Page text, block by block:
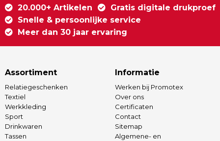
20.000+ Artikelen
Gratis digitale drukproef
Snelle & persoonlijke service
Meer dan 30 jaar ervaring
Assortiment
Relatiegeschenken
Textiel
Werkkleding
Sport
Drinkwaren
Tassen
Informatie
Werken bij Promotex
Over ons
Certificaten
Contact
Sitemap
Algemene- en